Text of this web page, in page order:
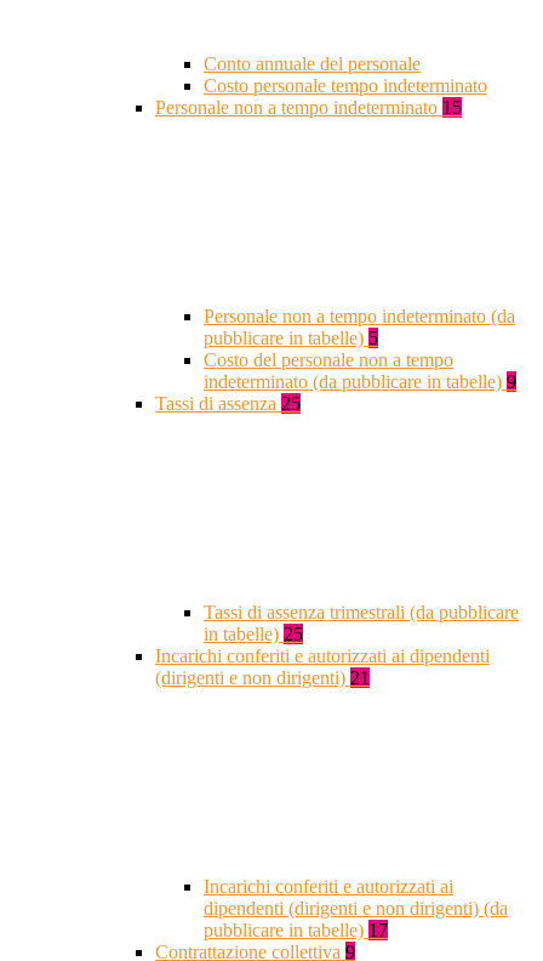
Conto annuale del personale
Costo personale tempo indeterminato
Personale non a tempo indeterminato 15
Personale non a tempo indeterminato (da
pubblicare in tabelle) 5
Costo del personale non a tempo
indeterminato (da pubblicare in tabelle) 9
Tassi di assenza 25
Tassi di assenza trimestrali (da pubblicare
in tabelle) 25
Incarichi conferiti e autorizzati ai dipendenti
(dirigenti e non dirigenti) 21
Incarichi conferiti e autorizzati ai
dipendenti (dirigenti e non dirigenti) (da
pubblicare in tabelle) 17
Contrattazione collettiva 9